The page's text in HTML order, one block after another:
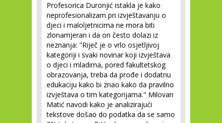
Profesorica Duronjić istakla je kako
neprofesionalizam pri izvještavanju o
djeci i maloljetnicima ne mora biti
zlonamjeran i da on često dolazi iz
neznanja: "Riječ je o vrlo osjetljivoj
kategoriji i svaki novinar koji izvještava
o djeci i mladima, pored fakultetskog
obrazovanja, treba da prođe i dodatnu
edukaciju kako bi znao kako da pravilno
izvještava o tim kategorijama." Milovan
Matić navodi kako je analizirajući
tekstove došao do podatka da se samo